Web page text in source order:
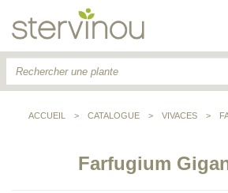
ACCUEIL > CATALOGUE > VIVACES >
Farfugium